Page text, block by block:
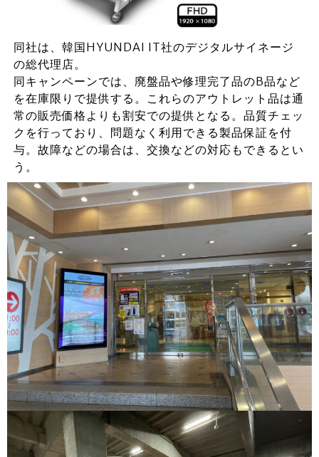
同社は、韓国HYUNDAI IT社のデジタルサイネージ
の総代理店。
同キャンペーンでは、廃盤品や修理完了品のB品など
を在庫限りで提供する。これらのアウトレット品は通
常の販売価格よりも割安での提供となる。品質チェッ
クを行っており、問題なく利用できる製品保証を付
与。故障などの場合は、交換などの対応もできるとい
う。